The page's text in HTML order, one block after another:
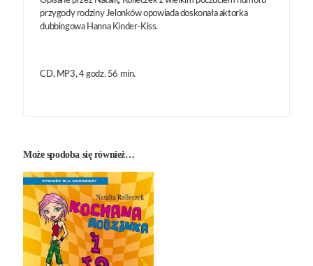
przygody rodziny Jelonków opowiada doskonała aktorka
dubbingowa Hanna Kinder-Kiss.
CD, MP3, 4 godz. 56 min.
Może spodoba się również…